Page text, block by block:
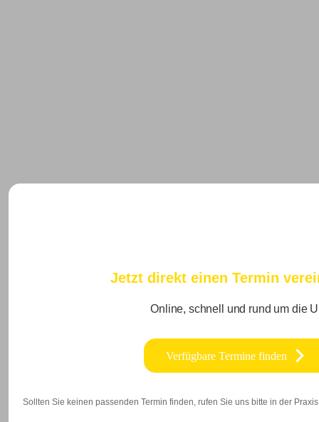
Jetzt direkt einen Termin
Online, schnell und rund um die
Verfügbare Termine finden
Sollten Sie keinen passenden Termin finden, rufen Sie uns bitte in der